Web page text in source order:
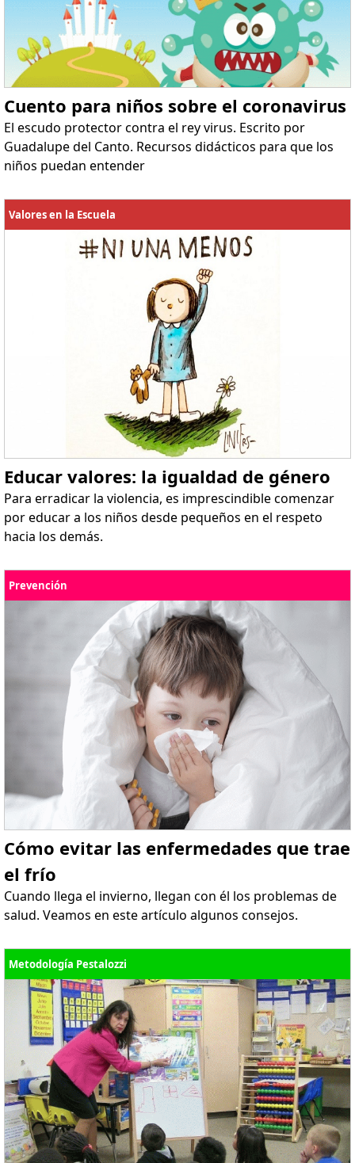
Cuento para niños sobre el coronavirus
El escudo protector contra el rey virus. Escrito por
Guadalupe del Canto. Recursos didácticos para que los
niños puedan entender
Valores en la Escuela
Educar valores: la igualdad de género
Para erradicar la violencia, es imprescindible comenzar
por educar a los niños desde pequeños en el respeto
hacia los demás.
Prevención
Cómo evitar las enfermedades que trae
el frío
Cuando llega el invierno, llegan con él los problemas de
salud. Veamos en este artículo algunos consejos.
Metodología Pestalozzi